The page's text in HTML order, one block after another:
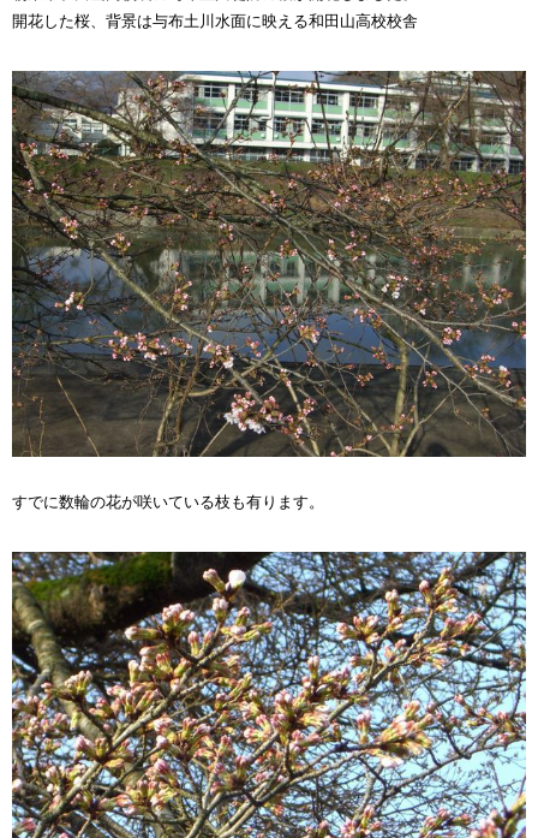
開花した桜、背景は与布土川水面に映える和田山高校校舎
すでに数輪の花が咲いている枝も有ります。